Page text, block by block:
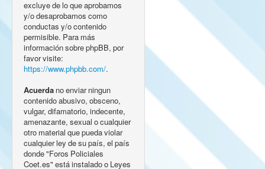
excluye de lo que aprobamos
y/o desaprobamos como
conductas y/o contenido
permisible. Para más
información sobre phpBB, por
favor visite:
https://www.phpbb.com/.
Acuerda no enviar ningun
contenido abusivo, obsceno,
vulgar, difamatorio, indecente,
amenazante, sexual o cualquier
otro material que pueda violar
cualquier ley de su país, el país
donde "Foros Policiales
Coet.es" está instalado o Leyes